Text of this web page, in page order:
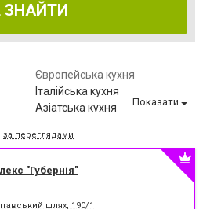
ЗНАЙТИ
Європейська кухня
Італійська кухня
Азіатська кухня
Грузинська кухня
Китайська кухня
Показати
за переглядами
"Губернія"
шлях, 190/1